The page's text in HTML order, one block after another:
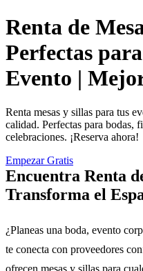
Renta de
Perfectas
Evento |
Renta mesas y sillas para tus
calidad. Perfectas para bodas,
celebraciones. ¡Reserva ahora!
Empezar Gratis
Encuentra Renta
Transforma el
¿Planeas una boda, evento
te conecta con proveedores
ofrecen mesas y sillas para